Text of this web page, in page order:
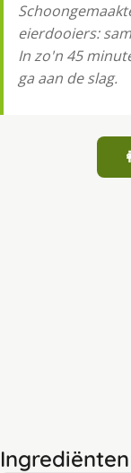
eierdooiers:
In zo'n 45
ga aan de slag.
Ingrediënten